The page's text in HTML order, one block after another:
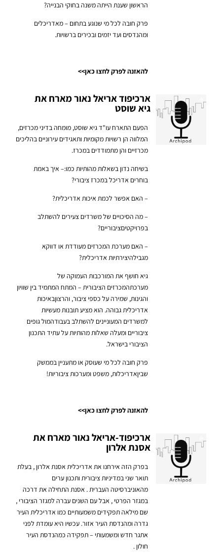
הראשון שענת הייתה משנה בחוקי הבנייה?
פרק חובה לכל מי שנוגע בתחום – מאדריכלים
ומהנדסים ועד יזמים ובכירים ברשויות.
להאזנה לפרק לחצו כאן>>
ארכיפוד אריאל נאור מארח את
גיא שוסט
הפעם התארח עו"ד גיא שוסט, מומחה בדיני מכרזים,
המלווה הן רשויות מקומיות ותאגידים עירוניים בהליכים
מכרזיים והן מתמודדים במכרז.
בשיחה נדון בשאלות מהותיות כמו:– איך באמת
בוחרים אדריכל במכרז ציבורי?
– האם אפשר לכמת איכות אדריכלית?
– מה הסיכויים של משרדים צעירים להשתלב
בפרויקטיםציבוריים?
– האם מערכת המכרזים מעודדת או דווקא
מגבילהיצירתיות אדריכלית?
גיא חושף את המורכבות העמוקה של
מערכתהמכרזים הציבורית – המתח המתמיד בין שוויון
והגינות, שמירה על כספי ציבור, והרצוןבאיכות
אדריכלית גבוהה. הוא מציע תובנות מעשיות
למשרדים המעוניינים להשתלב בעבודהמול גופים
ציבוריים ומעלה שאלות מהותיות על עתיד התכנון
הציבורי בישראל.
פרק חובה לכל מי שעוסק או מתעניין בממשק
שביןאדריכלות, משפט ומערכות ציבוריות!
להאזנה לפרק לחצו כאן>>
ארכיפוד-אריאל נאור מארח את
אסנת אלרון
בפרק הזה אירחנו את אדריכלית אסנת אלרון , בעלת
תואר שני במדיניות ציבורית ותכנון ערים
מהאוניברסיטה העברית . אסנת התחילה את דרכה
במגזר הפרטי , אבל עם השנים עברה למגזר הציבורי ,
שם מילאה תפקידים משמעותיים כמו אדריכלית העיר
גדרה ומהנדסת העיר אזור. עכשיו היא עומדת לפני
אתגר חדש ומשמעותי – תפקידה כמהנדסת העיר
חולון .